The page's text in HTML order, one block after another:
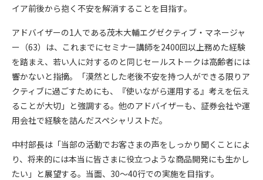
イア前後から抱く不安を解消することを目指す。
アドバイザーの1人である茂木大輔エグゼクティブ・マネージャ
ー（63）は、これまでにセミナー講師を2400回以上務めた経験
を踏まえ、若い人に対するのと同じセールストークは高齢者には
響かないと指摘。「漠然とした老後不安を持つ人ができる限りア
クティブに過ごすためにも、『使いながら運用する』考えを伝え
ることが大切」と強調する。他のアドバイザーも、証券会社や運
用会社で経験を詰んだスペシャリストだ。
中村部長は「当部の活動でお客さまの声をしっかり聞くことによ
り、将来的には本当に皆さまに役立つような商品開発にも生かし
たい」と展望する。当面、30～40行での実施を目指す。